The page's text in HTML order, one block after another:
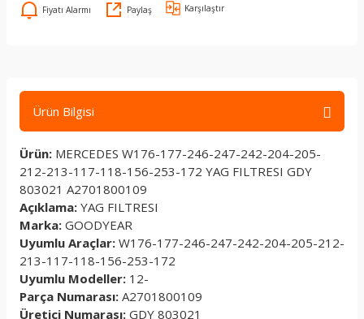
Fiyatı Alarmı Paylaş Karşılaştır
Ürün Bilgisi
Ürün: MERCEDES W176-177-246-247-242-204-205-
212-213-117-118-156-253-172 YAG FILTRESI GDY
803021 A2701800109
Açıklama: YAG FILTRESI
Marka: GOODYEAR
Uyumlu Araçlar: W176-177-246-247-242-204-205-212-
213-117-118-156-253-172
Uyumlu Modeller: 12-
Parça Numarası: A2701800109
Üretici Numarası: GDY 803021